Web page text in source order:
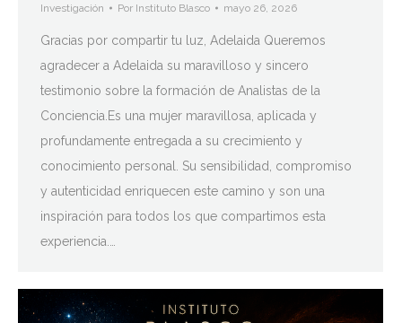
Investigación Por Instituto Blasco mayo 26, 2026
Gracias por compartir tu luz, Adelaida Queremos
agradecer a Adelaida su maravilloso y sincero
testimonio sobre la formación de Analistas de la
Conciencia.Es una mujer maravillosa, aplicada y
profundamente entregada a su crecimiento y
conocimiento personal. Su sensibilidad, compromiso
y autenticidad enriquecen este camino y son una
inspiración para todos los que compartimos esta
experiencia.…